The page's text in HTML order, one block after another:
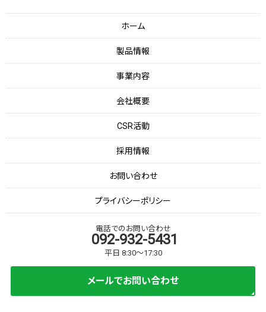
ホーム
製品情報
事業内容
会社概要
CSR活動
採用情報
お問い合わせ
プライバシーポリシー
電話でのお問い合わせ
092-932-5431
平日 8:30～17:30
メールでお問い合わせ